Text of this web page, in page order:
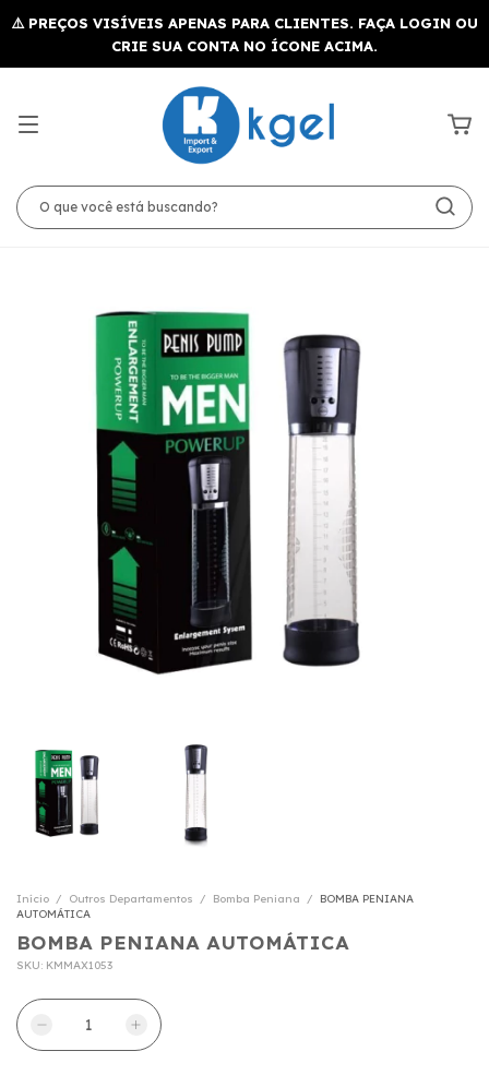
Início / Outros Departamentos / Bomba Peniana /
BOMBA PENIANA
AUTOMÁTICA
BOMBA PENIANA AUTOMÁTICA
SKU: KMMAX1053